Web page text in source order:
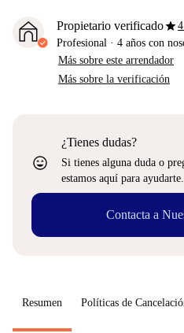
Propietario verificadostar
Profesional · 4 años con
Más sobre este arrendador
Más sobre la verificación
sentiment_very_satisfied
¿Tienes dudas?
Si tienes alguna duda o
estamos aquí para ayudarte.
Contacta a
Resumen Políticas de